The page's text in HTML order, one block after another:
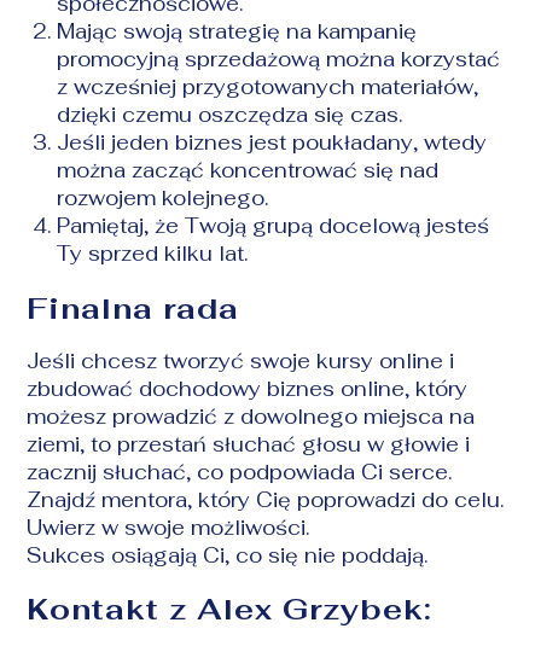
Mając swoją strategię na kampanię
promocyjną sprzedażową można korzystać
z wcześniej przygotowanych materiałów,
dzięki czemu oszczędza się czas.
Jeśli jeden biznes jest poukładany, wtedy
można zacząć koncentrować się nad
rozwojem kolejnego.
Pamiętaj, że Twoją grupą docelową jesteś
Ty sprzed kilku lat.
Finalna rada
Jeśli chcesz tworzyć swoje kursy online i
zbudować dochodowy biznes online, który
możesz prowadzić z dowolnego miejsca na
ziemi, to przestań słuchać głosu w głowie i
zacznij słuchać, co podpowiada Ci serce.
Znajdź mentora, który Cię poprowadzi do celu.
Uwierz w swoje możliwości.
Sukces osiągają Ci, co się nie poddają.
Kontakt z Alex Grzybek: